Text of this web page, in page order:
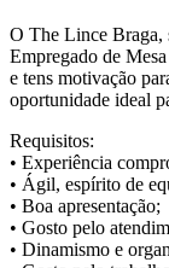
O The Lince Braga,
Empregado de
e tens motivação
oportunidade ideal
Requisitos:
• Experiência
• Ágil, espírito de
• Boa apresentação;
• Gosto pelo
• Dinamismo e